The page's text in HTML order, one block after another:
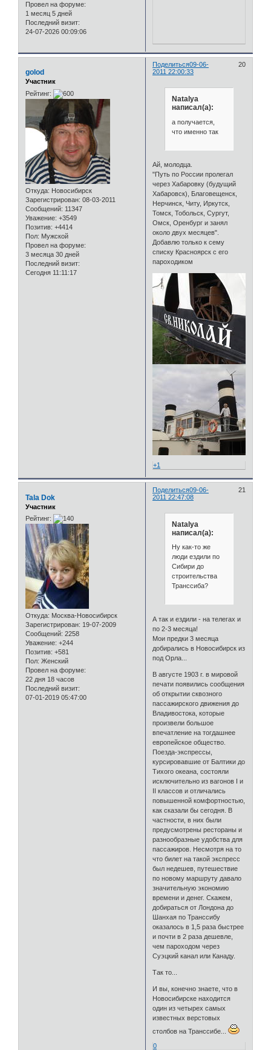
Провел на форуме:
1 месяц 5 дней
Последний визит:
24-07-2026 00:09:06
Поделиться 20
09-06-
2011 22:00:33
golod
Участник
Рейтинг:
Откуда: Новосибирск
Зарегистрирован: 08-03-2011
Сообщений: 11347
Уважение: +3549
Позитив: +4414
Пол: Мужской
Провел на форуме:
3 месяца 30 дней
Последний визит:
Сегодня 11:11:17
Natalya
написал(а):
а получается,
что именно так
Ай, молодца.
"Путь по России пролегал
через Хабаровку (будущий
Хабаровск), Благовещенск,
Нерчинск, Читу, Иркутск,
Томск, Тобольск, Сургут,
Омск, Оренбург и занял
около двух месяцев".
Добавлю только к сему
списку Красноярск с его
пароходиком
+1
Поделиться 21
09-06-
2011 22:47:08
Tala Dok
Участник
Рейтинг:
Откуда: Москва-Новосибирск
Зарегистрирован: 19-07-2009
Сообщений: 2258
Уважение: +244
Позитив: +581
Пол: Женский
Провел на форуме:
22 дня 18 часов
Последний визит:
07-01-2019 05:47:00
Natalya
написал(а):
Ну как-то же
люди ездили по
Сибири до
строительства
Транссиба?
А так и ездили - на телегах и
по 2-3 месяца!
Мои предки 3 месяца
добирались в Новосибирск из
под Орла...
В августе 1903 г. в мировой
печати появились сообщения
об открытии сквозного
пассажирского движения до
Владивостока, которые
произвели большое
впечатление на тогдашнее
европейское общество.
Поезда-экспрессы,
курсировавшие от Балтики до
Тихого океана, состояли
исключительно из вагонов I и
II классов и отличались
повышенной комфортностью,
как сказали бы сегодня. В
частности, в них были
предусмотрены рестораны и
разнообразные удобства для
пассажиров. Несмотря на то
что билет на такой экспресс
был недешев, путешествие
по новому маршруту давало
значительную экономию
времени и денег. Скажем,
добираться от Лондона до
Шанхая по Транссибу
оказалось в 1,5 раза быстрее
и почти в 2 раза дешевле,
чем пароходом через
Суэцкий канал или Канаду.
Так то...
И вы, конечно знаете, что в
Новосибирске находится
один из четырех самых
известных верстовых
столбов на Транссибе...
0